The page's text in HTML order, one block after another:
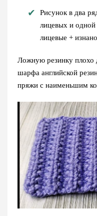
Рисунок в два
лицевых и
лицевые +
Ложную резинку плохо
шарфа английской
пряжи с наименьшим